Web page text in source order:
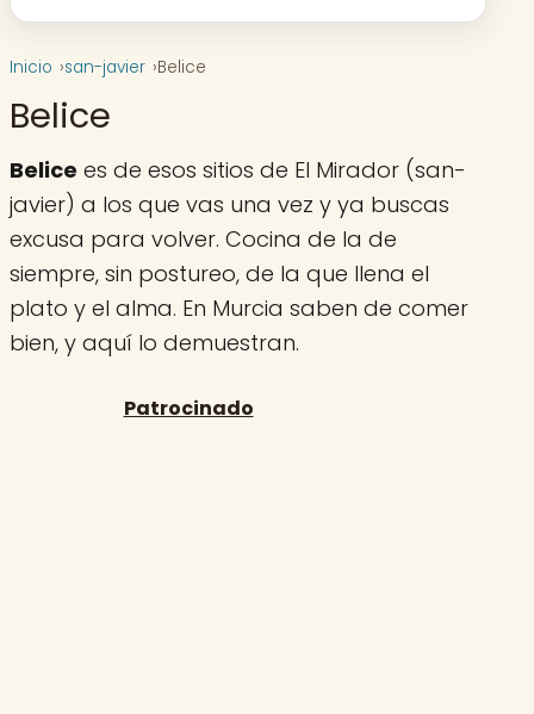
Inicio san-javier Belice
Belice
Belice es de esos sitios de El Mirador (san-
javier) a los que vas una vez y ya buscas
excusa para volver. Cocina de la de
siempre, sin postureo, de la que llena el
plato y el alma. En Murcia saben de comer
bien, y aquí lo demuestran.